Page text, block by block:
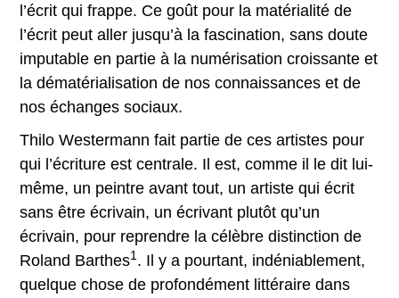
l’écrit qui frappe. Ce goût pour la matérialité de
l’écrit peut aller jusqu’à la fascination, sans doute
imputable en partie à la numérisation croissante et
la dématérialisation de nos connaissances et de
nos échanges sociaux.
Thilo Westermann fait partie de ces artistes pour
qui l’écriture est centrale. Il est, comme il le dit lui-
même, un peintre avant tout, un artiste qui écrit
sans être écrivain, un écrivant plutôt qu’un
écrivain, pour reprendre la célèbre distinction de
Roland Barthes1 . Il y a pourtant, indéniablement,
quelque chose de profondément littéraire dans